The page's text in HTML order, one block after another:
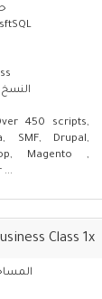
النسخ
450 scripts,
SMF, Drupal,
Magento ,
...
Class 1x